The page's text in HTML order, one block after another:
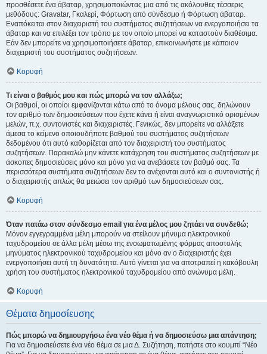
προσθέσετε ένα άβαταρ, χρησιμοποιώντας μια από τις ακόλουθες τέσσερις
μεθόδους: Gravatar, Γκαλερί, Φόρτωση από σύνδεσμο ή Φόρτωση άβαταρ.
Εναπόκειται στον διαχειριστή του συστήματος συζητήσεων να ενεργοποιήσει τα
άβαταρ και να επιλέξει τον τρόπο με τον οποίο μπορεί να καταστούν διαθέσιμα.
Εάν δεν μπορείτε να χρησιμοποιήσετε άβαταρ, επικοινωνήστε με κάποιον
διαχειριστή του συστήματος συζητήσεων.
Κορυφή
Τι είναι ο βαθμός μου και πώς μπορώ να τον αλλάξω;
Οι βαθμοί, οι οποίοι εμφανίζονται κάτω από το όνομα μέλους σας, δηλώνουν
τον αριθμό των δημοσιεύσεων που έχετε κάνει ή είναι αναγνωριστικό ορισμένων
μελών, π.χ. συντονιστές και διαχειριστές. Γενικώς, δεν μπορείτε να αλλάξετε
άμεσα το κείμενο οποιουδήποτε βαθμού του συστήματος συζητήσεων
δεδομένου ότι αυτό καθορίζεται από τον διαχειριστή του συστήματος
συζητήσεων. Παρακαλώ μην κάνετε κατάχρηση του συστήματος συζητήσεων με
άσκοπες δημοσιεύσεις μόνο και μόνο για να ανεβάσετε τον βαθμό σας. Τα
περισσότερα συστήματα συζητήσεων δεν το ανέχονται αυτό και ο συντονιστής ή
ο διαχειριστής απλώς θα μειώσει τον αριθμό των δημοσιεύσεων σας.
Κορυφή
Όταν πατάω στον σύνδεσμο email για ένα μέλος μου ζητάει να συνδεθώ;
Μόνον εγγεγραμμένα μέλη μπορούν να στείλουν μήνυμα ηλεκτρονικού
ταχυδρομείου σε άλλα μέλη μέσω της ενσωματωμένης φόρμας αποστολής
μηνύματος ηλεκτρονικού ταχυδρομείου και μόνο αν ο διαχειριστής έχει
ενεργοποιήσει αυτή τη δυνατότητα. Αυτό γίνεται για να αποτραπεί η κακόβουλη
χρήση του συστήματος ηλεκτρονικού ταχυδρομείου από ανώνυμα μέλη.
Κορυφή
Θέματα δημοσίευσης
Πώς μπορώ να δημιουργήσω ένα νέο θέμα ή να δημοσιεύσω μια απάντηση;
Για να δημοσιεύσετε ένα νέο θέμα σε μια Δ. Συζήτηση, πατήστε στο κουμπί “Νέο